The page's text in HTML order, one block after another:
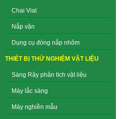
Chai Vial
Nắp vặn
Dụng cụ đóng nắp nhôm
THIẾT BỊ THỬ NGHIỆM VẬT LIỆU
Sàng Rây phân tích vật liệu
Máy lắc sàng
Máy nghiền mẫu